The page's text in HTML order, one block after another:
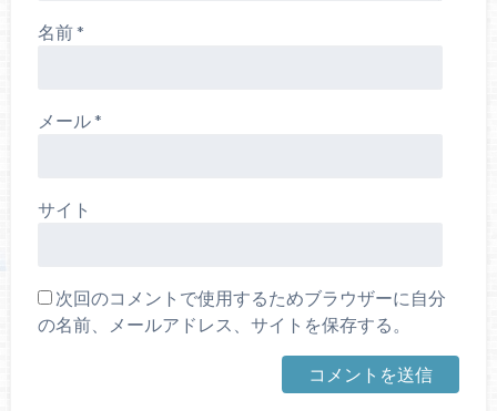
名前*
メール*
サイト
次回のコメントで使用するためブラウザーに自分
の名前、メールアドレス、サイトを保存する。